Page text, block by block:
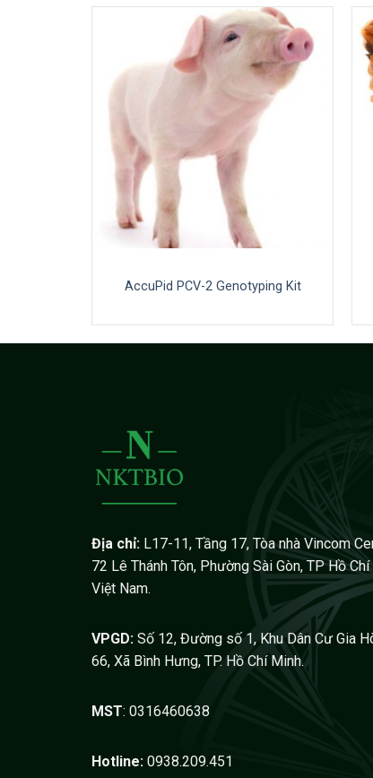
AccuPid PCV-2 Genotyping Kit
Địa chỉ: L17-11, Tầng 17, Tòa nhà Vincom
72 Lê Thánh Tôn, Phường Sài Gòn, TP Hồ
Việt Nam.
VPGD: Số 12, Đường số 1, Khu Dân Cư Gia
66, Xã Bình Hưng, TP. Hồ Chí Minh.
MST: 0316460638
Hotline: 0938.209.451